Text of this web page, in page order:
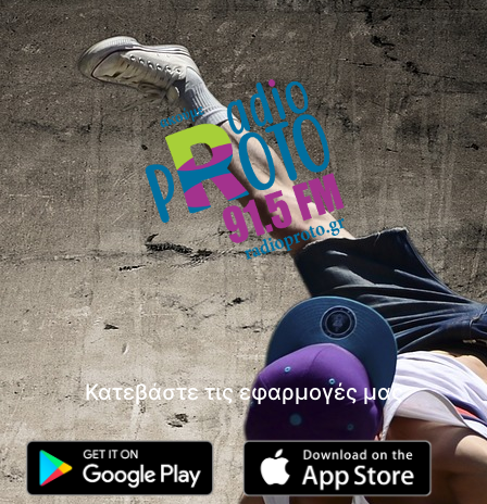
Κατεβάστε τις εφαρμογές μας